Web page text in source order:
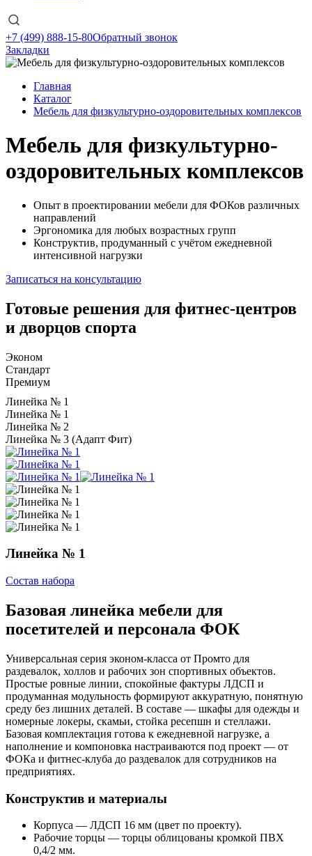
+7 (499) 888-15-80Обратный звонок
Закладки
Главная
Каталог
Мебель для физкультурно-оздоровительных комплексов
Мебель для физкультурно-
оздоровительных комплексов
Опыт в проектировании мебели для ФОКов различных
направлений
Эргономика для любых возрастных групп
Конструктив, продуманный с учётом ежедневной
интенсивной нагрузки
Записаться на консультацию
Готовые решения для фитнес-центров
и дворцов спорта
Эконом
Стандарт
Премиум
Линейка № 1
Линейка № 1
Линейка № 2
Линейка № 3 (Адапт Фит)
Линейка № 1
Состав набора
Базовая линейка мебели для
посетителей и персонала ФОК
Универсальная серия эконом‑класса от Промто для
раздевалок, холлов и рабочих зон спортивных объектов.
Простые ровные линии, спокойные фактуры ЛДСП и
продуманная модульность формируют аккуратную, понятную
среду без лишних деталей. В составе — шкафы для одежды и
номерные локеры, скамьи, стойка ресепшн и стеллажи.
Базовая комплектация готова к ежедневной нагрузке, а
наполнение и компоновка настраиваются под проект — от
ФОКа и фитнес‑клуба до раздевалок для сотрудников на
предприятиях.
Конструктив и материалы
Корпуса — ЛДСП 16 мм (цвет по проекту).
Рабочие торцы — торцы облицованы кромкой ПВХ
0,4/2 мм.